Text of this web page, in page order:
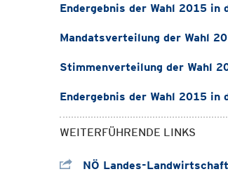
Endergebnis der Wahl 2015
Mandatsverteilung der Wahl
Stimmenverteilung der Wahl
Endergebnis der Wahl 2015 in
WEITERFÜHRENDE LINKS
NÖ Landes-